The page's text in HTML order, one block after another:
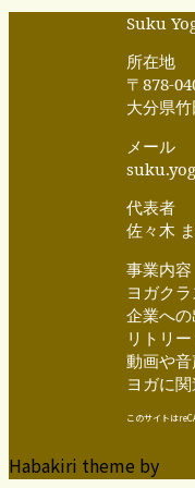
Suku
所在地
〒878-
大分県
メール
代表者
佐々木
事業内容
ヨガク
企業へ
リトリ
動画や
ヨガに
このサイトは
Habakiri theme by